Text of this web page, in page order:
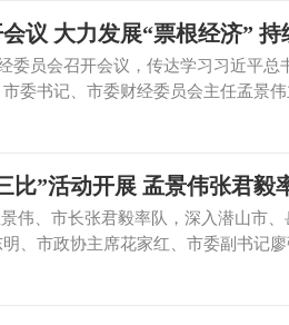
议 大力发展“票根经济”
员会召开会议，传达学习习近平总
委书记、市委财经委员会主任孟景
比”活动开展 孟景伟张君毅
、市长张君毅率队，深入潜山市、
、市政协主席花家红、市委副书记